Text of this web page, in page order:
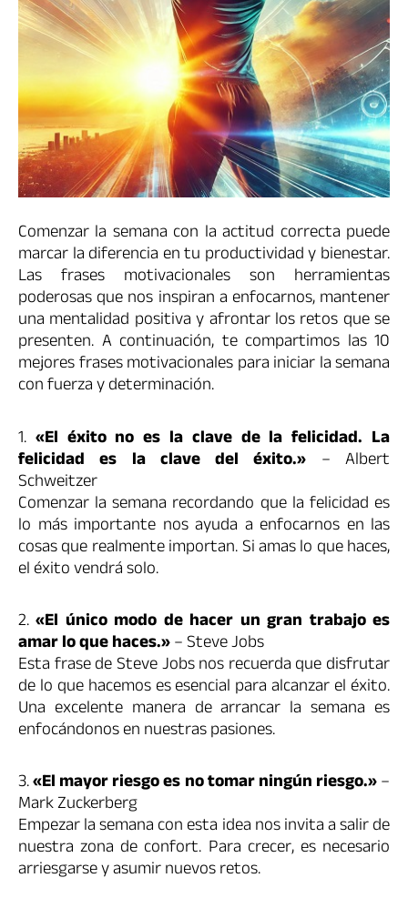
Comenzar la semana con la actitud correcta puede
marcar la diferencia en tu productividad y bienestar.
Las frases motivacionales son herramientas
poderosas que nos inspiran a enfocarnos, mantener
una mentalidad positiva y afrontar los retos que se
presenten. A continuación, te compartimos las 10
mejores frases motivacionales para iniciar la semana
con fuerza y determinación.
1. «El éxito no es la clave de la felicidad. La
felicidad es la clave del éxito.» – Albert
Schweitzer
Comenzar la semana recordando que la felicidad es
lo más importante nos ayuda a enfocarnos en las
cosas que realmente importan. Si amas lo que haces,
el éxito vendrá solo.
2.«El único modo de hacer un gran trabajo es
amar lo que haces.»– Steve Jobs
Esta frase de Steve Jobs nos recuerda que disfrutar
de lo que hacemos es esencial para alcanzar el éxito.
Una excelente manera de arrancar la semana es
enfocándonos en nuestras pasiones.
3.«El mayor riesgo es no tomar ningún riesgo.»–
Mark Zuckerberg
Empezar la semana con esta idea nos invita a salir de
nuestra zona de confort. Para crecer, es necesario
arriesgarse y asumir nuevos retos.